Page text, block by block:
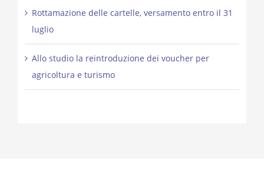
Rottamazione delle cartelle, versamento entro il 31
luglio
Allo studio la reintroduzione dei voucher per
agricoltura e turismo